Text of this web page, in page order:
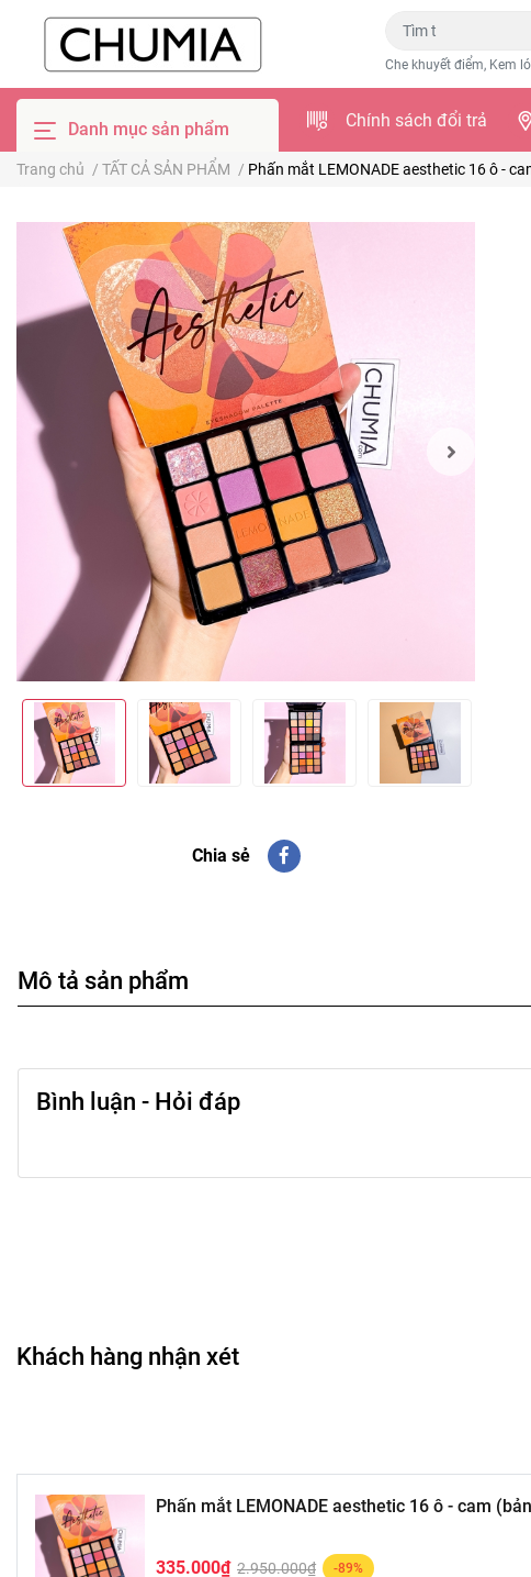
Che khuyết điểm, Kem
Danh mục sản phẩm Chính sách đổi trả
Trang chủ / TẤT CẢ SẢN PHẨM / Phấn mắt LEMONADE aesthetic 16 ô -
Chia sẻ
Mô tả sản phẩm
Bình luận - Hỏi đáp
Khách hàng nhận xét
Phấn mắt LEMONADE aesthetic 16 ô - cam
335.000₫ 2.950.000₫ -89%